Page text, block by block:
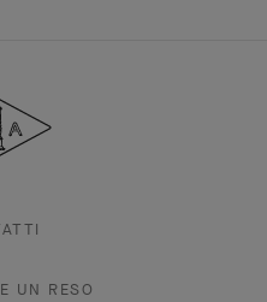
UN RESO